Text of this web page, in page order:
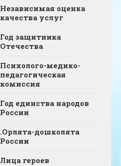
Независимая оценка
качества услуг
Год защитника
Отечества
Психолого-медико-
педагогическая
комиссия
Год единства народов
России
.Орлята-дошколята
России
Лица героев